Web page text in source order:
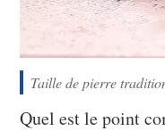
Taille de pierre
Quel est le point